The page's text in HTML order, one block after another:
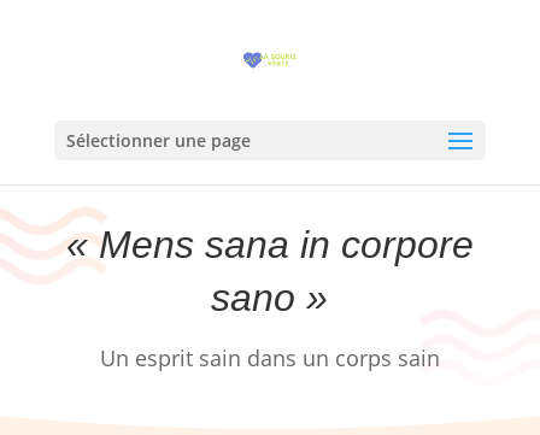
Sélectionner une page
« Mens sana in corpore
sano »
Un esprit sain dans un corps sain